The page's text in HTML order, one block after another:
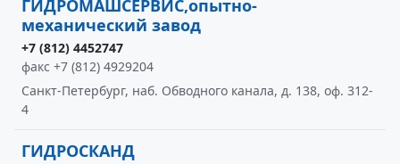
ГИДРОМАШСЕРВИС,опытно-
механический завод
+7 (812) 4452747
факс +7 (812) 4929204
Санкт-Петербург, наб. Обводного канала, д. 138, оф. 312-
4
ГИДРОСКАНД